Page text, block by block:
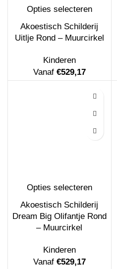
Opties selecteren
Akoestisch Schilderij
Uitlje Rond – Muurcirkel
Kinderen
Vanaf €529,17
Opties selecteren
Akoestisch Schilderij
Dream Big Olifantje Rond
– Muurcirkel
Kinderen
Vanaf €529,17